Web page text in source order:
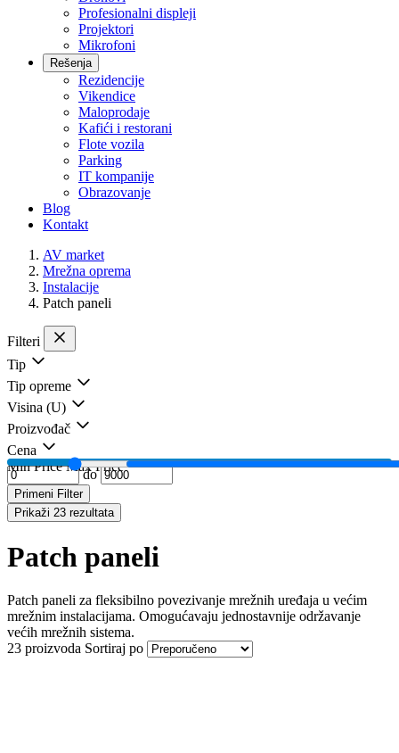
Profesionalni displeji
Projektori
Mikrofoni
Rešenja
Rezidencije
Vikendice
Maloprodaje
Kafići i restorani
Flote vozila
Parking
IT kompanije
Obrazovanje
Blog
Kontakt
AV market
Mrežna oprema
Instalacije
Patch paneli
Filteri
Tip
Tip opreme
Visina (U)
Proizvođač
Cena
Min Price Max Price
do
Primeni Filter
Prikaži 23 rezultata
Patch paneli
Patch paneli za fleksibilno povezivanje mrežnih uređaja u većim
mrežnim instalacijama. Omogućavaju jednostavnije održavanje
većih mrežnih sistema.
23 proizvoda Sortiraj po